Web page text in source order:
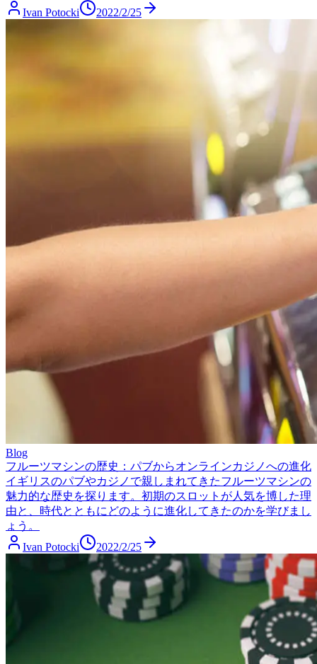
Ivan Potocki
2022/2/25
Blog
フルーツマシンの歴史：パブからオンラインカジノへの進化
イギリスのパブやカジノで親しまれてきたフルーツマシンの
魅力的な歴史を探ります。初期のスロットが人気を博した理
由と、時代とともにどのように進化してきたのかを学びまし
ょう。
Ivan Potocki
2022/2/25